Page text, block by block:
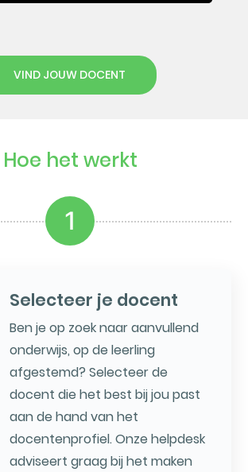
VIND JOUW DOCENT
Hoe het werkt
1
Selecteer je docent
Ben je op zoek naar aanvullend
onderwijs, op de leerling
afgestemd? Selecteer de
docent die het best bij jou past
aan de hand van het
docentenprofiel. Onze helpdesk
adviseert graag bij het maken